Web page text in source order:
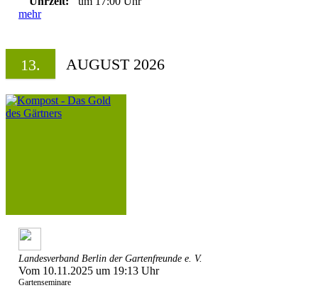
mehr
13. AUGUST 2026
Landesverband Berlin der Gartenfreunde e. V.
Vom 10.11.2025 um 19:13 Uhr
Gartenseminare